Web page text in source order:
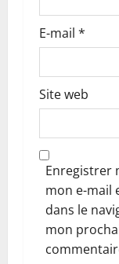
E-mail *
Site web
Enregistrer
mon e-mail
dans le
mon